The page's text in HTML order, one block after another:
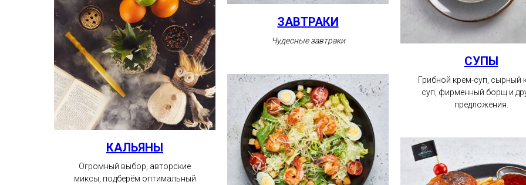
КАЛЬЯНЫ
Огромный выбор, авторские
миксы, подберём оптимальный
ЗАВТРАКИ
Чудесные завтраки
СУПЫ
Грибной крем-суп, сырный
суп, фирменный борщ и
предложения.